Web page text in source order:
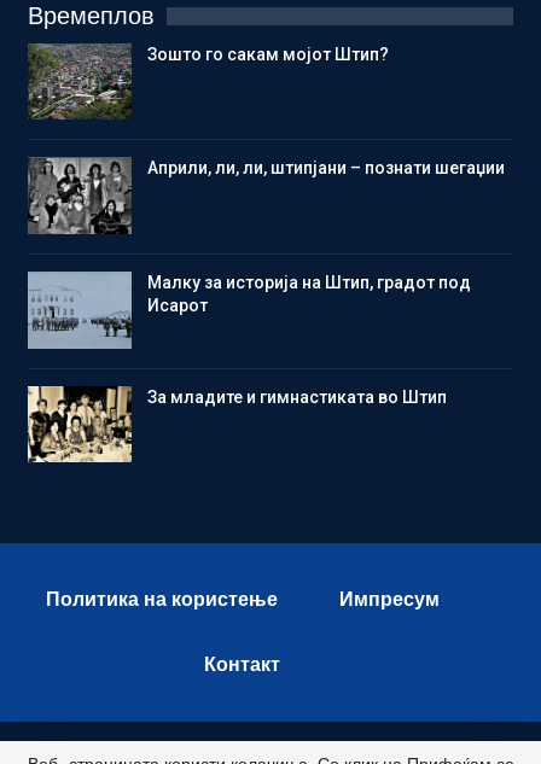
Времеплов
Зошто го сакам мојот Штип?
Aприли, ли, ли, штипјани – познати шегаџии
Малку за историја на Штип, градот под
Исарот
Зa младите и гимнастиката во Штип
Политика на користење Импресум
Контакт